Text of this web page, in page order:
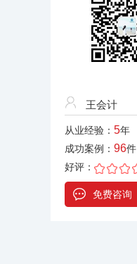
王会计
从业经验： 5年
成功案例： 96件
好评：
免费咨询